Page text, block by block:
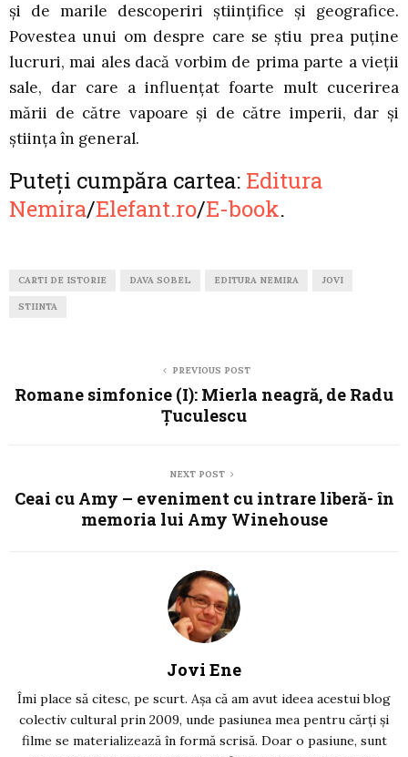
și de marile descoperiri științifice și geografice.
Povestea unui om despre care se știu prea puține
lucruri, mai ales dacă vorbim de prima parte a vieții
sale, dar care a influențat foarte mult cucerirea
mării de către vapoare și de către imperii, dar și
știința în general.
Puteți cumpăra cartea: Editura
Nemira/Elefant.ro/E-book.
CARTI DE ISTORIE DAVA SOBEL EDITURA NEMIRA JOVI
STIINTA
PREVIOUS POST
Romane simfonice (I): Mierla neagră, de Radu
Țuculescu
NEXT POST
Ceai cu Amy – eveniment cu intrare liberă- în
memoria lui Amy Winehouse
Jovi Ene
Îmi place să citesc, pe scurt. Așa că am avut ideea acestui blog
colectiv cultural prin 2009, unde pasiunea mea pentru cărți și
filme se materializează în formă scrisă. Doar o pasiune, sunt